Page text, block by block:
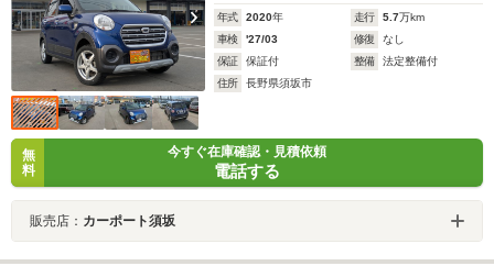
年式 2020年 走行 5.7万km
車検
'27/03 修復
なし
保証
保証付 整備
法定整備付
住所
長野県須坂市
無
料
今すぐ在庫確認・見積依頼
電話する
販売店： カーポート須坂